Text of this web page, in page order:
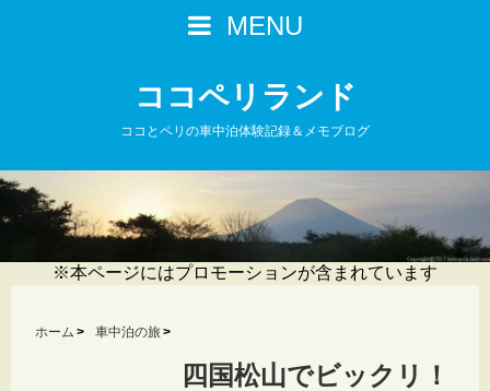
MENU
ココペリランド
ココとペリの車中泊体験記録＆メモブログ
※本ページにはプロモーションが含まれています
ホーム 車中泊の旅
四国松山でビックリ！